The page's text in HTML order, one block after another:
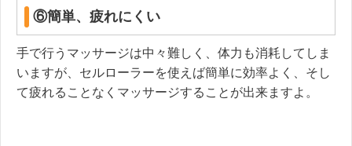
⑥簡単、疲れにくい
手で行うマッサージは中々難しく、体力も消耗してしま
いますが、セルローラーを使えば簡単に効率よく、そし
て疲れることなくマッサージすることが出来ますよ。